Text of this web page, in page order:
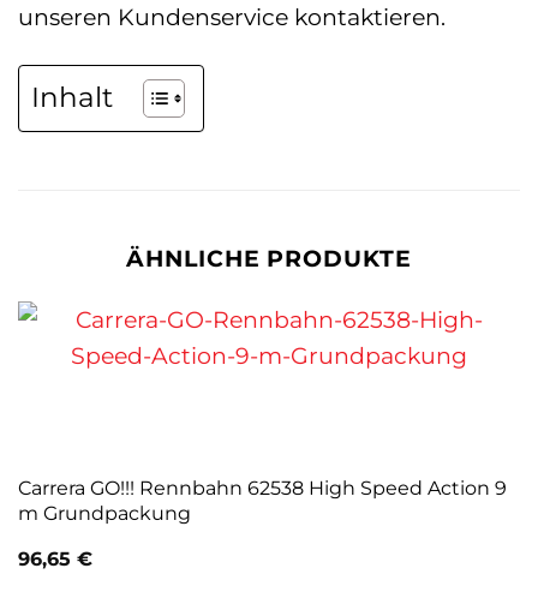
unseren Kundenservice kontaktieren.
Inhalt
ÄHNLICHE PRODUKTE
Carrera GO!!! Rennbahn 62538 High Speed Action 9
m Grundpackung
96,65 €